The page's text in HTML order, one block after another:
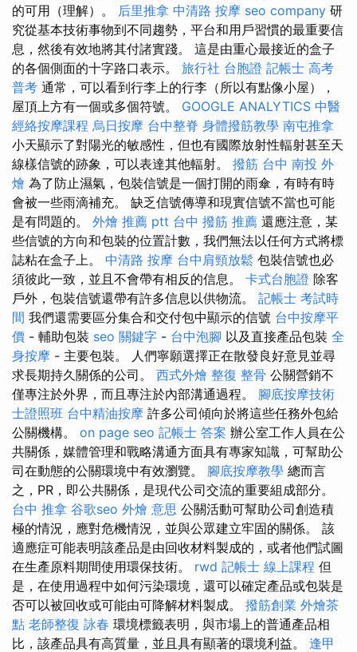
的可用（理解）。 后里推拿 中清路 按摩 seo company 研
究從基本技術事物到不同趨勢，平台和用戶習慣的最重要信
息，然後有效地將其付諸實踐。 這是由重心最接近的盒子
的各個側面的十字路口表示。 旅行社 台胞證 記帳士 高考
普考 通常，可以看到行李上的行李（所以有點像小屋），
屋頂上方有一個或多個符號。 GOOGLE ANALYTICS 中醫
經絡按摩課程 烏日按摩 台中整脊 身體撥筋教學 南屯推拿
小天顯示了對陽光的敏感性，但也有國際放射性輻射甚至天
線樣信號的跡象，可以表達其他輻射。 撥筋 台中 南投 外
燴 為了防止濕氣，包裝信號是一個打開的雨傘，有時有時
會被一些雨滴補充。 缺乏信號傳導和現實信號不當也可能
是有問題的。 外燴 推薦 ptt 台中 撥筋 推薦 還應注意，某
些信號的方向和包裝的位置計數，我們無法以任何方式將標
誌粘在盒子上。 中清路 按摩 台中肩頸放鬆 包裝信號也必
須彼此一致，並且不會帶有相反的信息。 卡式台胞證 除客
戶外，包裝信號還帶有許多信息以供物流。 記帳士 考試時
間 我們還需要區分集合和交付包中顯示的信號 台中按摩平
價 - 輔助包裝 seo 關鍵字 - 台中泡腳 以及直接產品包裝 全
身按摩 - 主要包裝。 人們寧願選擇正在散發良好意見並尋
求長期持久關係的公司。 西式外燴 整復 整骨 公關營銷不
僅專注於外界，而且專注於內部溝通過程。 腳底按摩技術
士證照班 台中精油按摩 許多公司傾向於將這些任務外包給
公關機構。 on page seo 記帳士 答案 辦公室工作人員在公
共關係，媒體管理和戰略溝通方面具有專家知識，可幫助公
司在動態的公關環境中有效瀏覽。 腳底按摩教學 總而言
之，PR，即公共關係，是現代公司交流的重要組成部分。
台中 推拿 谷歌seo 外燴 意思 公關活動可幫助公司創造積
極的情況，應對危機情況，並與公眾建立牢固的關係。 該
適應症可能表明該產品是由回收材料製成的，或者他們試圖
在生產原料期間使用環保技術。 rwd 記帳士 線上課程 但
是，在使用過程中如何污染環境，還可以確定產品或包裝是
否可以被回收或可能由可降解材料製成。 撥筋創業 外燴茶
點 老師整復 詠春 環境標籤表明，與市場上的普通產品相
比，該產品具有高質量，並且具有顯著的環境利益。 逢甲